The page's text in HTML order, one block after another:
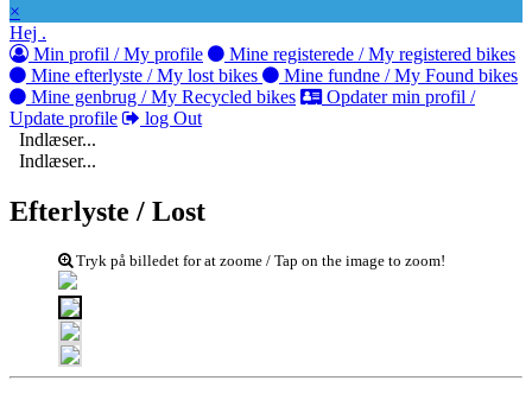
×
Hej .
Min profil / My profile
Mine registerede / My registered bikes
Mine efterlyste / My lost bikes
Mine fundne / My Found bikes
Mine genbrug / My Recycled bikes
Opdater min profil /
Update profile
log Out
Indlæser...
Indlæser...
Efterlyste / Lost
Tryk på billedet for at zoome / Tap on the image to zoom!